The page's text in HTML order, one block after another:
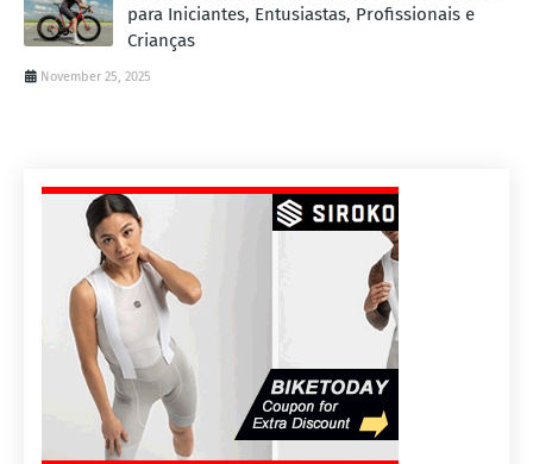
para Iniciantes, Entusiastas, Profissionais e
Crianças
November 25, 2025